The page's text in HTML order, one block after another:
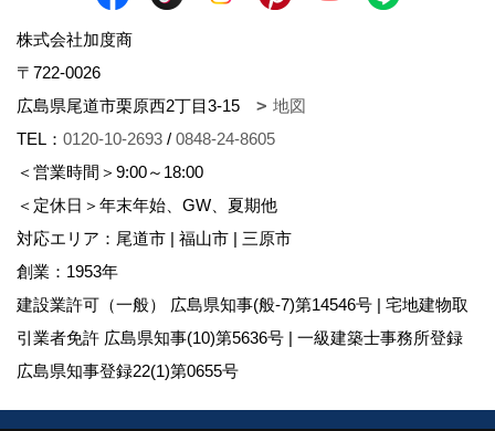
株式会社加度商
〒722-0026
広島県尾道市栗原西2丁目3-15
地図
TEL： 0120-10-2693 / 0848-24-8605
＜営業時間＞9:00～18:00
＜定休日＞年末年始、GW、夏期他
対応エリア：尾道市 | 福山市 | 三原市
創業：1953年
建設業許可（一般） 広島県知事(般-7)第14546号 | 宅地建物取
引業者免許 広島県知事(10)第5636号 | 一級建築士事務所登録
広島県知事登録22(1)第0655号